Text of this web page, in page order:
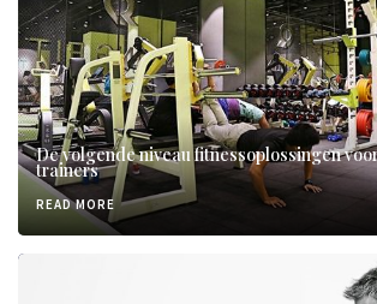
De volgende niveau fitnessoplossingen
trainers
READ MORE